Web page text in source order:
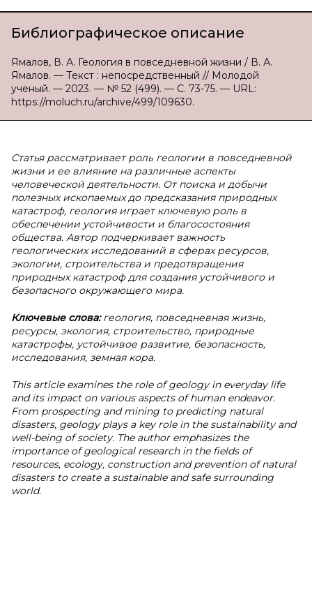
Библиографическое описание
Ямалов, В. А. Геология в повседневной жизни / В. А.
Ямалов. — Текст : непосредственный // Молодой
ученый. — 2023. — № 52 (499). — С. 73-75. — URL:
https://moluch.ru/archive/499/109630.
Статья рассматривает роль геологии в повседневной
жизни и ее влияние на различные аспекты
человеческой деятельности. От поиска и добычи
полезных ископаемых до предсказания природных
катастроф, геология играет ключевую роль в
обеспечении устойчивости и благосостояния
общества. Автор подчеркивает важность
геологических исследований в сферах ресурсов,
экологии, строительства и предотвращения
природных катастроф для создания устойчивого и
безопасного окружающего мира.
Ключевые слова:геология, повседневная жизнь,
ресурсы, экология, строительство, природные
катастрофы, устойчивое развитие, безопасность,
исследования, земная кора.
This article examines the role of geology in everyday life
and its impact on various aspects of human endeavor.
From prospecting and mining to predicting natural
disasters, geology plays a key role in the sustainability and
well-being of society. The author emphasizes the
importance of geological research in the fields of
resources, ecology, construction and prevention of natural
disasters to create a sustainable and safe surrounding
world.